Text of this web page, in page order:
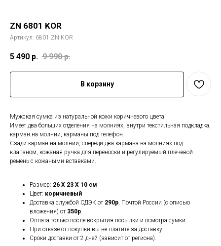
ZN 6801 KOR
Артикул: 6801 ZN KOR
5 490 р. 9 990 р.
В корзину
Мужская сумка из натуральной кожи коричневого цвета.
Имеет два больших отделения на молниях, внутри текстильная подкладка,
карман на молнии, карманы под телефон.
Сзади карман на молнии, спереди два кармана на молниях под
клапаном, кожаная ручка для переноски и регулируемый плечевой
ремень с кожаными вставками.
Размер: 26 X 23 X 10 см
Цвет: коричневый
Доставка службой СДЭК от 290р , Почтой России (с описью
вложения) от 350р
Оплата только после вскрытия посылки и осмотра сумки.
При отказе от покупки вы не платите за доставку.
Сроки доставки от 2 дней (зависит от региона).